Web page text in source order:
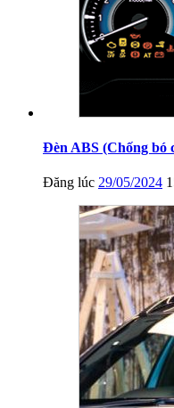
Đèn ABS (Chống bó
Đăng lúc 29/05/2024